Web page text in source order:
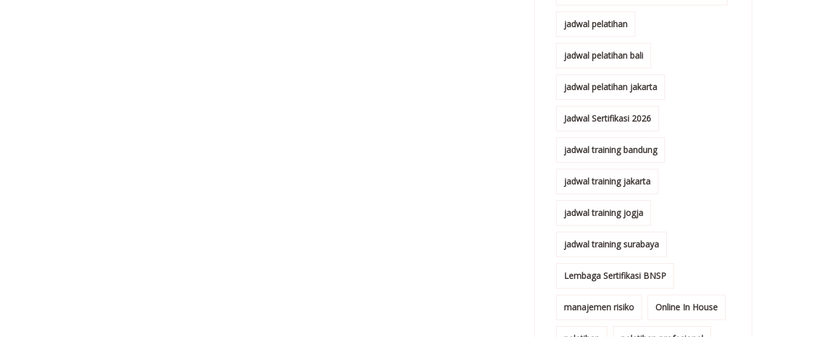
jadwal pelatihan
jadwal pelatihan bali
jadwal pelatihan jakarta
Jadwal Sertifikasi 2026
jadwal training bandung
jadwal training jakarta
jadwal training jogja
jadwal training surabaya
Lembaga Sertifikasi BNSP
manajemen risiko Online In House